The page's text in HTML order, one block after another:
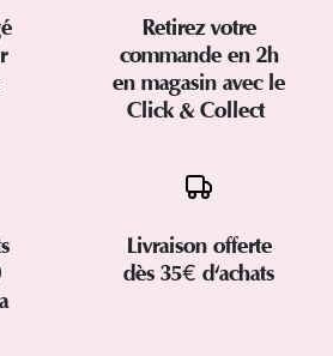
Retirez votre
commande en 2h
en magasin avec le
Click & Collect
Livraison offerte
dès 35€ d'achats